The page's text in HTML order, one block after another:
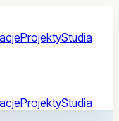
ProjektyStudia
ProjektyStudia